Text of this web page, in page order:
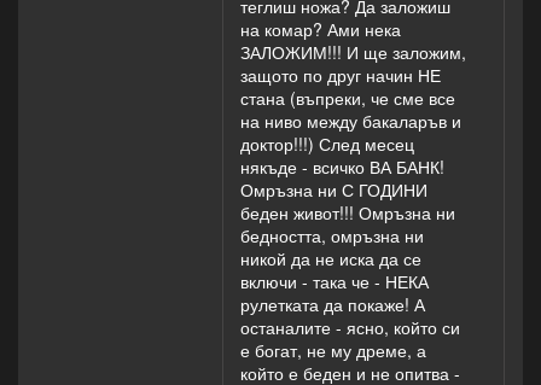
теглиш ножа? Да заложиш
на комар? Ами нека
ЗАЛОЖИМ!!! И ще заложим,
защото по друг начин НЕ
стана (въпреки, че сме все
на ниво между бакаларъв и
доктор!!!) След месец
някъде - всичко ВА БАНК!
Омръзна ни С ГОДИНИ
беден живот!!! Омръзна ни
бедността, омръзна ни
никой да не иска да се
включи - така че - НЕКА
рулетката да покаже! А
останалите - ясно, който си
е богат, не му дреме, а
който е беден и не опитва -